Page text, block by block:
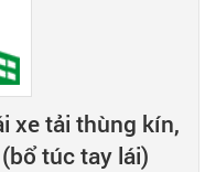
xe tải thùng kín,
túc tay lái)